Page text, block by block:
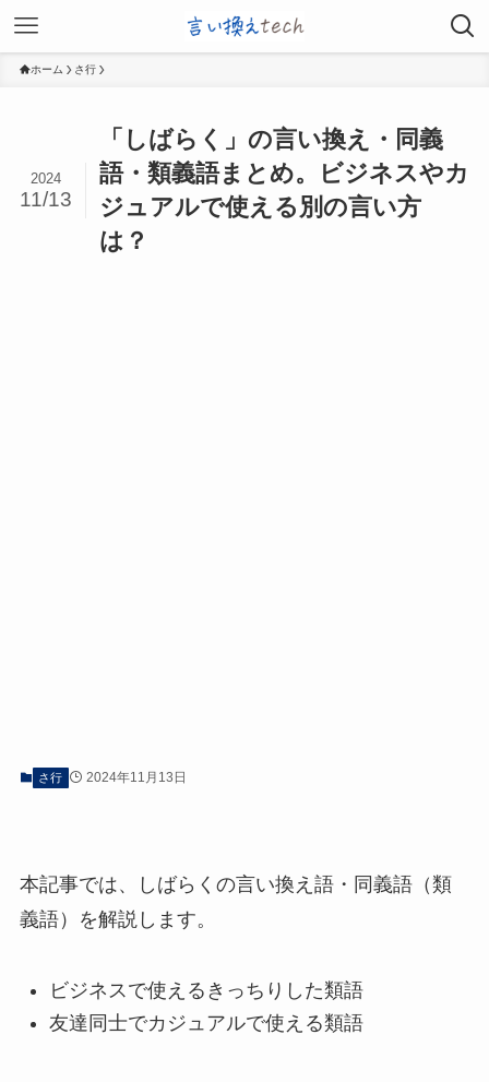
ホーム さ行
「しばらく」の言い換え・同義
語・類義語まとめ。ビジネスやカ
ジュアルで使える別の言い方
は？
2024
11/13
さ行 2024年11月13日
本記事では、しばらくの言い換え語・同義語（類
義語）を解説します。
ビジネスで使えるきっちりした類語
友達同士でカジュアルで使える類語